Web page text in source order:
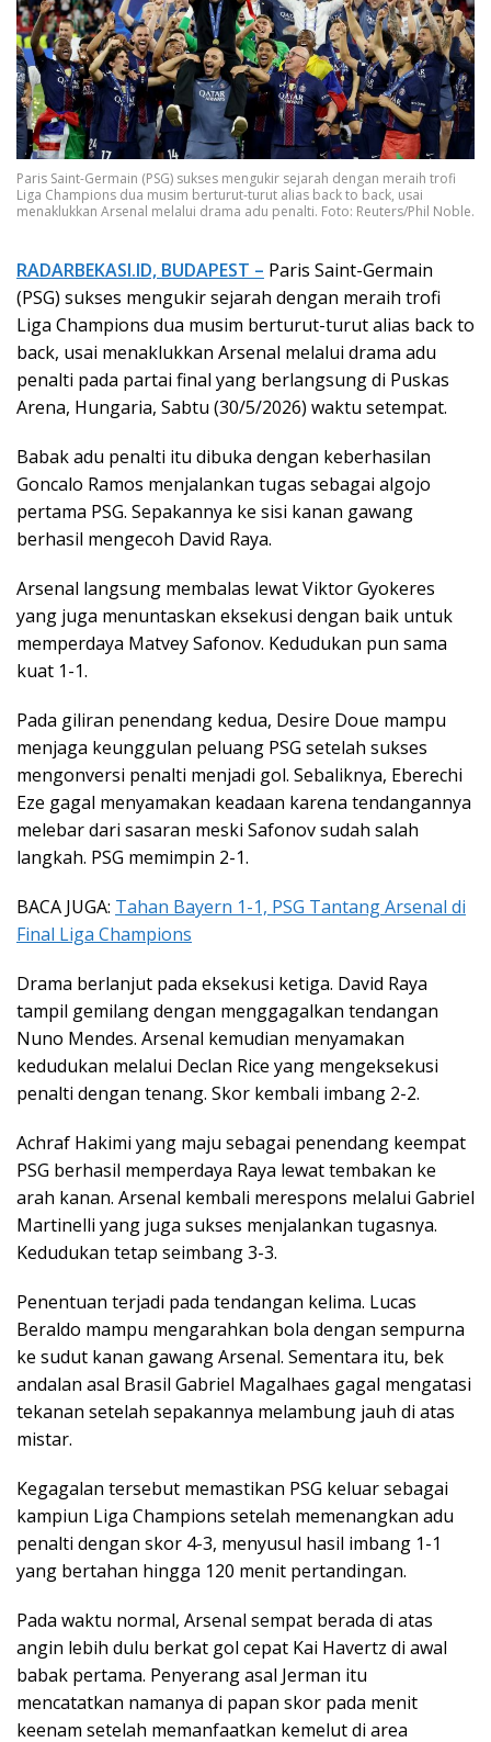
Paris Saint-Germain (PSG) sukses mengukir sejarah dengan meraih trofi
Liga Champions dua musim berturut-turut alias back to back, usai
menaklukkan Arsenal melalui drama adu penalti. Foto: Reuters/Phil Noble.
RADARBEKASI.ID, BUDAPEST – Paris Saint-Germain
(PSG) sukses mengukir sejarah dengan meraih trofi
Liga Champions dua musim berturut-turut alias back to
back, usai menaklukkan Arsenal melalui drama adu
penalti pada partai final yang berlangsung di Puskas
Arena, Hungaria, Sabtu (30/5/2026) waktu setempat.
Babak adu penalti itu dibuka dengan keberhasilan
Goncalo Ramos menjalankan tugas sebagai algojo
pertama PSG. Sepakannya ke sisi kanan gawang
berhasil mengecoh David Raya.
Arsenal langsung membalas lewat Viktor Gyokeres
yang juga menuntaskan eksekusi dengan baik untuk
memperdaya Matvey Safonov. Kedudukan pun sama
kuat 1-1.
Pada giliran penendang kedua, Desire Doue mampu
menjaga keunggulan peluang PSG setelah sukses
mengonversi penalti menjadi gol. Sebaliknya, Eberechi
Eze gagal menyamakan keadaan karena tendangannya
melebar dari sasaran meski Safonov sudah salah
langkah. PSG memimpin 2-1.
BACA JUGA: Tahan Bayern 1-1, PSG Tantang Arsenal di
Final Liga Champions
Drama berlanjut pada eksekusi ketiga. David Raya
tampil gemilang dengan menggagalkan tendangan
Nuno Mendes. Arsenal kemudian menyamakan
kedudukan melalui Declan Rice yang mengeksekusi
penalti dengan tenang. Skor kembali imbang 2-2.
Achraf Hakimi yang maju sebagai penendang keempat
PSG berhasil memperdaya Raya lewat tembakan ke
arah kanan. Arsenal kembali merespons melalui Gabriel
Martinelli yang juga sukses menjalankan tugasnya.
Kedudukan tetap seimbang 3-3.
Penentuan terjadi pada tendangan kelima. Lucas
Beraldo mampu mengarahkan bola dengan sempurna
ke sudut kanan gawang Arsenal. Sementara itu, bek
andalan asal Brasil Gabriel Magalhaes gagal mengatasi
tekanan setelah sepakannya melambung jauh di atas
mistar.
Kegagalan tersebut memastikan PSG keluar sebagai
kampiun Liga Champions setelah memenangkan adu
penalti dengan skor 4-3, menyusul hasil imbang 1-1
yang bertahan hingga 120 menit pertandingan.
Pada waktu normal, Arsenal sempat berada di atas
angin lebih dulu berkat gol cepat Kai Havertz di awal
babak pertama. Penyerang asal Jerman itu
mencatatkan namanya di papan skor pada menit
keenam setelah memanfaatkan kemelut di area